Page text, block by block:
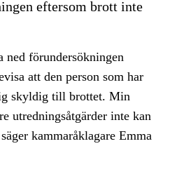
eftersom brott inte
ned förundersökningen
att den person som har
skyldig till brottet. Min
utredningsåtgärder inte kan
kammaråklagare Emma